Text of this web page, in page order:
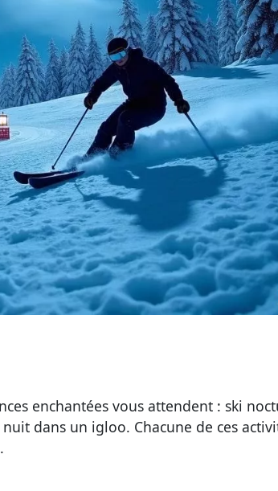
enchantées vous attendent : ski
dans un igloo. Chacune de ces